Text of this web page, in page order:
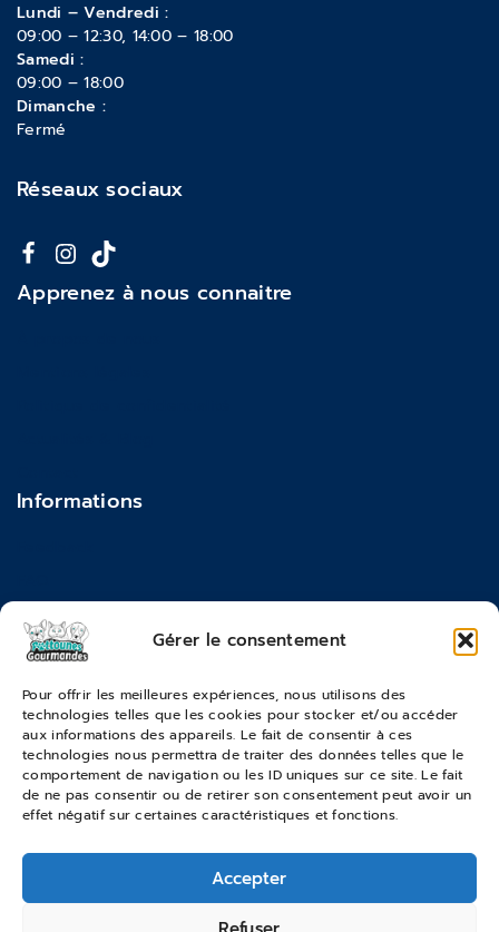
Gérer le consentement
Pour offrir les meilleures expériences, nous utilisons des
technologies telles que les cookies pour stocker et/ou accéder
aux informations des appareils. Le fait de consentir à ces
technologies nous permettra de traiter des données telles que le
comportement de navigation ou les ID uniques sur ce site. Le fait
de ne pas consentir ou de retirer son consentement peut avoir un
effet négatif sur certaines caractéristiques et fonctions.
Accepter
Lundi – Vendredi :
09:00 – 12:30, 14:00 – 18:00
Samedi :
09:00 – 18:00
Dimanche :
Fermé
Réseaux sociaux
Apprenez à nous connaitre
Informations
Moyens de paiements
Conditions générales de vente
Suivi de commande
Services & Retours
Modes de livraison
© 2026 Pattounes Gourmandes